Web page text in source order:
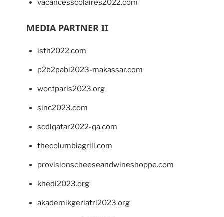
vacancesscolaires2022.com
MEDIA PARTNER II
isth2022.com
p2b2pabi2023-makassar.com
wocfparis2023.org
sinc2023.com
scdlqatar2022-qa.com
thecolumbiagrill.com
provisionscheeseandwineshoppe.com
khedi2023.org
akademikgeriatri2023.org